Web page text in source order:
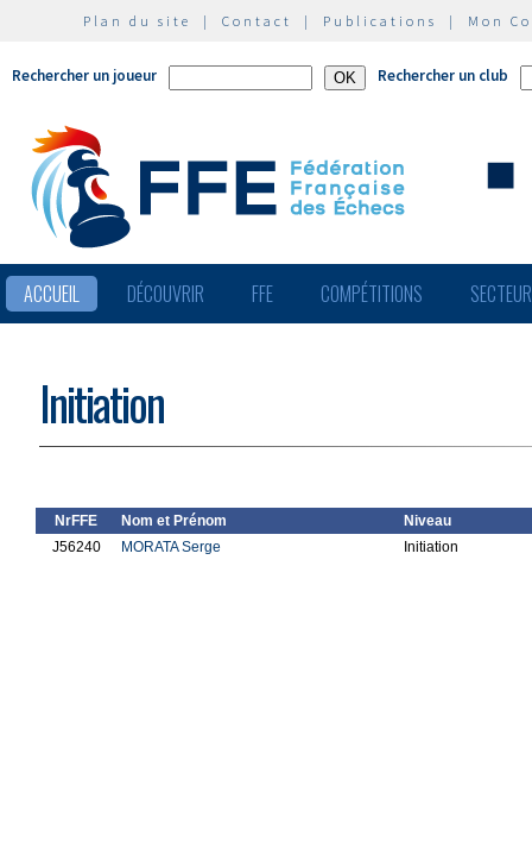
Plan du site | Contact | Publications | Mon
Rechercher un joueur Rechercher un club
ACCUEIL DÉCOUVRIR FFE COMPÉTITIONS
Initiation
NrFFE Nom et Prénom
Niveau
J56240
MORATA Serge Initiation